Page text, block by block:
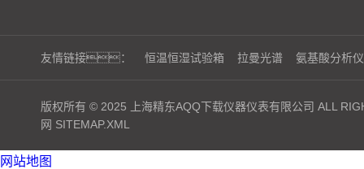
友情链接： 恒温恒湿试验箱 拉曼光谱 氨基酸分析仪
版权所有 © 2025 上海精东AQQ下载仪器仪表有限公司 ALL
网 SITEMAP.XML
网站地图